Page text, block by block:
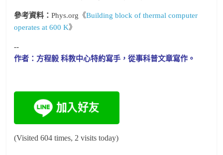
參考資料：Phys.org《Building block of thermal computer
operates at 600 K》
--
作者：方程毅 科教中心特約寫手，從事科普文章寫作。
(Visited 604 times, 2 visits today)